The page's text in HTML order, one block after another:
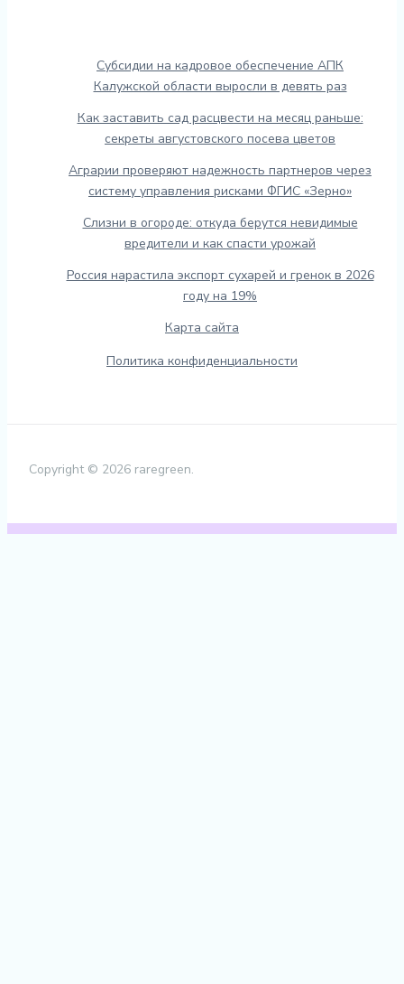
Субсидии на кадровое обеспечение АПК
Калужской области выросли в девять раз
Как заставить сад расцвести на месяц раньше:
секреты августовского посева цветов
Аграрии проверяют надежность партнеров через
систему управления рисками ФГИС «Зерно»
Слизни в огороде: откуда берутся невидимые
вредители и как спасти урожай
Россия нарастила экспорт сухарей и гренок в 2026
году на 19%
Карта сайта
Политика конфиденциальности
Copyright © 2026 raregreen.